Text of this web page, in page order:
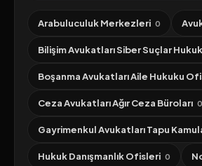
Arabuluculuk Merkezleri 0
Bilişim Avukatları Siber Suçlar
Boşanma Avukatları Aile Hukuku
Ceza Avukatları Ağır Ceza Büroları 0
Gayrimenkul Avukatları Tapu
Hukuk Danışmanlık Ofisleri 0